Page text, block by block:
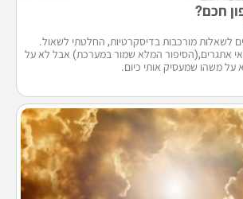
חכם?
לשאלות מורכבות בדיסקרטיות, החלטתי לשאול.
אתגרים,(הסיפור המלא שמור במערכת) אבל לא על
על משהו שמעסיק אותי כיום.